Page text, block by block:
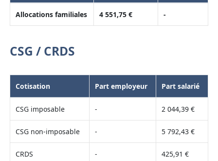
Allocations familiales 4 551,75 € -
CSG / CRDS
Cotisation Part employeur Part salarié
CSG imposable - 2 044,39 €
CSG non-imposable - 5 792,43 €
CRDS - 425,91 €